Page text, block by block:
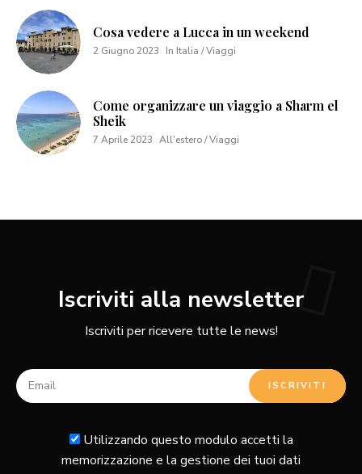
Cosa vedere a Lucca in un weekend
2 Giugno 2023 In Italia / Viaggi
Come organizzare un viaggio a Sharm el
Sheik
7 Aprile 2023 All'estero / Viaggi
Iscriviti alla newsletter
Iscriviti per ricevere tutte le news!
Utilizzando questo modulo accetti la
memorizzazione e la gestione dei tuoi dati